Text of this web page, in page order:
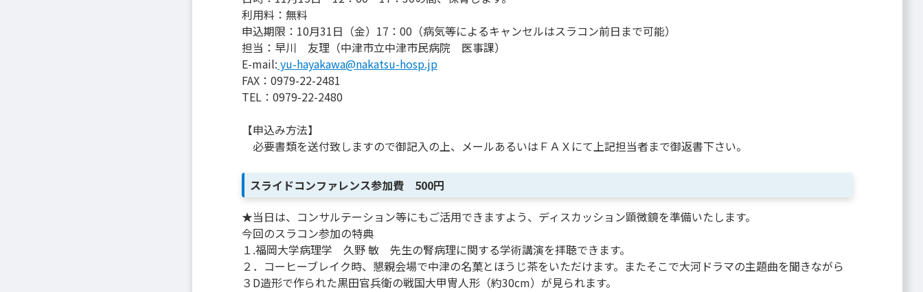
利用料：無料
申込期限：10月31日（金）17：00（病気等によるキャンセルはスラコン前日まで可能）
担当：早川 友理（中津市立中津市民病院 医事課）
E-mail: yu-hayakawa@nakatsu-hosp.jp
FAX：0979-22-2481
TEL：0979-22-2480
【申込み方法】
必要書類を送付致しますので御記入の上、メールあるいはＦＡＸにて上記担当者まで御返書下さい。
スライドコンファレンス参加費 500円
★当日は、コンサルテーション等にもご活用できますよう、ディスカッション顕微鏡を準備いたします。
今回のスラコン参加の特典
１.福岡大学病理学 久野 敏 先生の腎病理に関する学術講演を拝聴できます。
２．コーヒーブレイク時、懇親会場で中津の名菓とほうじ茶をいただけます。またそこで大河ドラマの主題曲を聞きながら
３D造形で作られた黒田官兵衛の戦国大甲冑人形（約30cm）が見られます。